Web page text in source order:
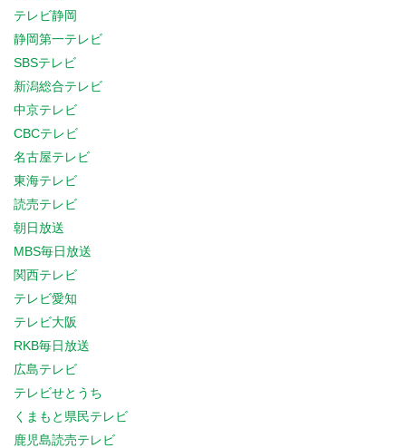
テレビ静岡
静岡第一テレビ
SBSテレビ
新潟総合テレビ
中京テレビ
CBCテレビ
名古屋テレビ
東海テレビ
読売テレビ
朝日放送
MBS毎日放送
関西テレビ
テレビ愛知
テレビ大阪
RKB毎日放送
広島テレビ
テレビせとうち
くまもと県民テレビ
鹿児島読売テレビ